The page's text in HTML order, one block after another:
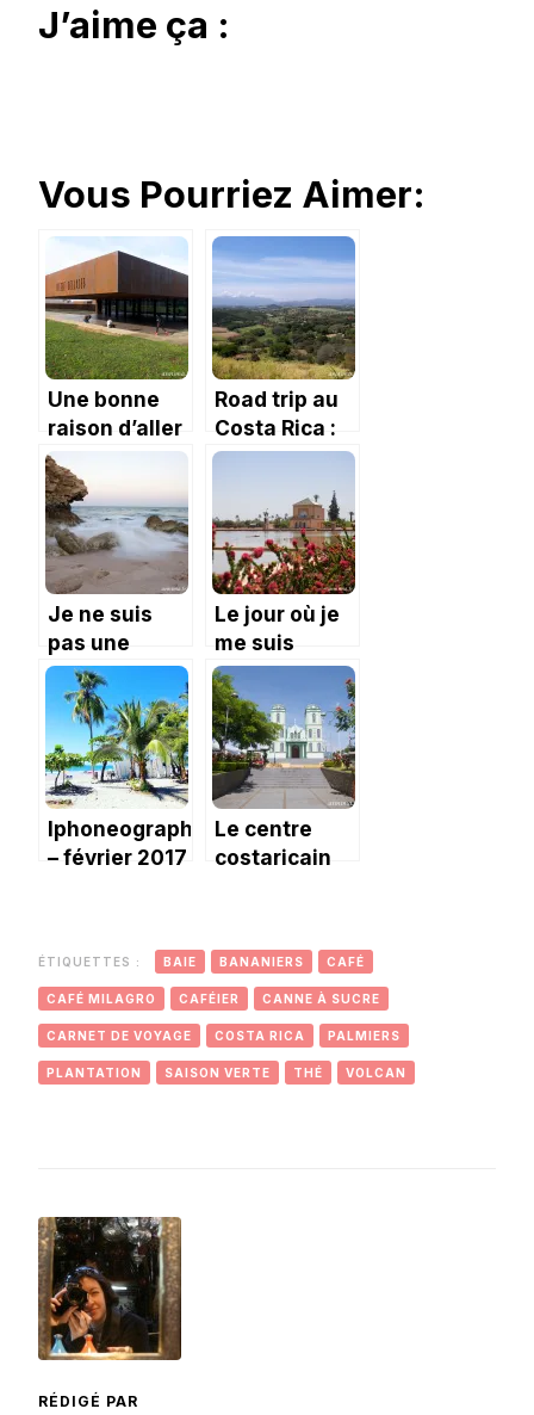
J’aime ça :
Vous Pourriez Aimer:
Une bonne
raison d’aller
à Rodez : le
combiné
Café Bras –
musée
Soulages.
Road trip au
Costa Rica :
jour 1, le coup
crevé.
Je ne suis
pas une
aventurière –
La ponte des
tortues à
Ras-al-Jinz
Le jour où je
me suis
perdue dans
Marrakech et
autres
mésaventures.
Iphoneography
– février 2017
Le centre
costaricain
ÉTIQUETTES : BAIE BANANIERS CAFÉ
CAFÉ MILAGRO CAFÉIER CANNE À SUCRE
CARNET DE VOYAGE COSTA RICA PALMIERS
PLANTATION SAISON VERTE THÉ VOLCAN
RÉDIGÉ PAR